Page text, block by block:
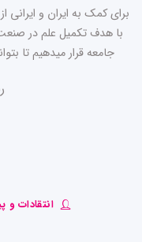
برای کمک به ایران و ایرانی
با هدف تکمیل علم در صنعت
جامعه قرار میدهیم تا
انتقادات و